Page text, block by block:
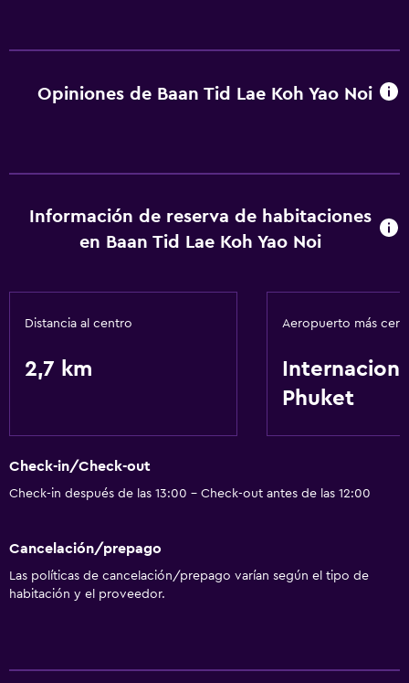
Opiniones de Baan Tid Lae Koh Yao Noi
Información de reserva de habitaciones
en Baan Tid Lae Koh Yao Noi
Distancia al centro
2,7 km
Aeropuerto más
Phuket
Check-in/Check-out
Check-in después de las 13:00 - Check-out antes de las 12:00
Cancelación/prepago
Las políticas de cancelación/prepago varían según el tipo de
habitación y el proveedor.